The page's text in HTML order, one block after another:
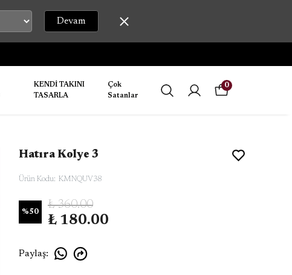
Devam
KENDİ TAKINI
TASARLA
Çok
Satanlar
0
Hatıra Kolye 3
Ürün Kodu: KMNQUV38
%50
₺ 360.00
₺ 180.00
Paylaş: